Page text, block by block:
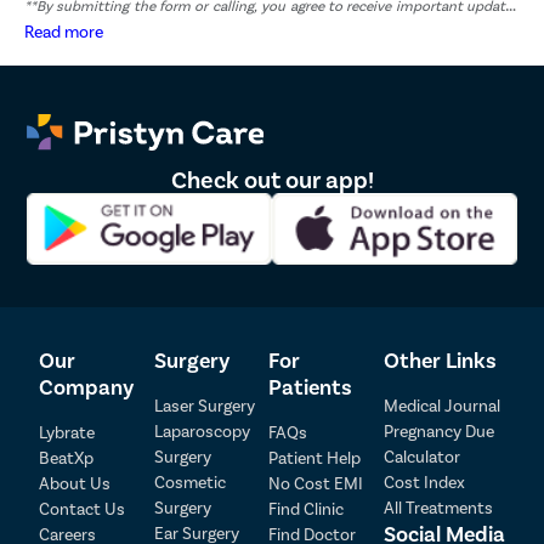
**By submitting the form or calling, you agree to receive important updates
and marketing communications.
Read more
Check out our app!
Our
Company
Lybrate
BeatXp
About Us
Contact Us
Careers
Surgery
Laser Surgery
Laparoscopy
Surgery
Cosmetic
Surgery
Ear Surgery
For
Patients
FAQs
Patient Help
No Cost EMI
Find Clinic
Find Doctor
Other Links
Medical Journal
Pregnancy Due
Calculator
Cost Index
All Treatments
Social Media
Patient Detail
Patient Name
OTP